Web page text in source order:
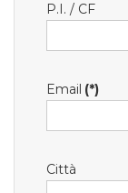
P.I. / CF
Email (*)
Città